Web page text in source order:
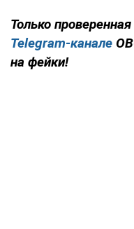
Только
Telegram-канале
на фейки!